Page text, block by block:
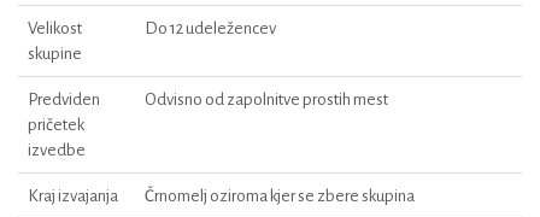
Velikost
skupine
Do 12 udeležencev
Predviden
pričetek
izvedbe
Odvisno od zapolnitve prostih mest
Kraj izvajanja Črnomelj oziroma kjer se zbere skupina